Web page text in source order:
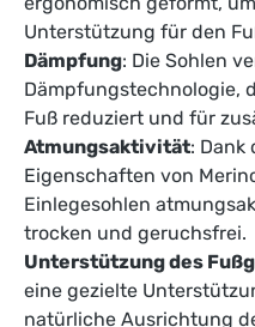
Unterstützung für den
Dämpfung: Die Sohlen
Dämpfungstechnologie,
Fuß reduziert und für
Atmungsaktivität: Dank
Eigenschaften von
Einlegesohlen
trocken und geruchsfrei.
Unterstützung des
eine gezielte
natürliche Ausrichtung